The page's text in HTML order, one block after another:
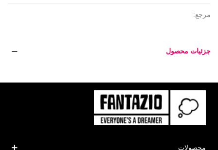
مرجع:
جزئیات محصول
محصولات